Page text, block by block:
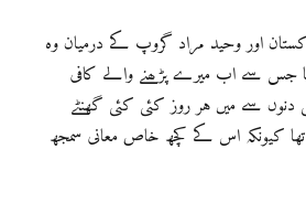
اور وحید مراد گروپ کے درمیان وہ
تھا جس سے اب میرے پڑھنے والے کافی
سے میں ہر روز کئی کئی گھنٹے
کیونکہ اس کے کچھ خاص معانی سمجھ